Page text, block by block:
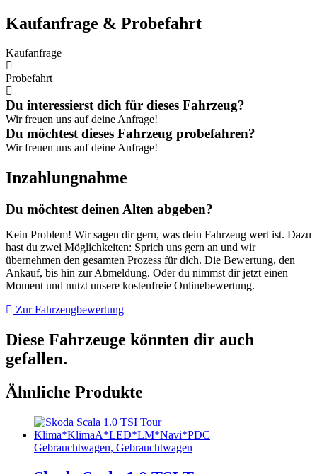
Kaufanfrage & Probefahrt
Kaufanfrage
Probefahrt
Du interessierst dich für dieses Fahrzeug?
Wir freuen uns auf deine Anfrage!
Du möchtest dieses Fahrzeug probefahren?
Wir freuen uns auf deine Anfrage!
Inzahlung­nahme
Du möchtest deinen Alten abgeben?
Kein Problem! Wir sagen dir gern, was dein Fahrzeug wert ist. Dazu
hast du zwei Möglichkeiten: Sprich uns gern an und wir
übernehmen den gesamten Prozess für dich. Die Bewertung, den
Ankauf, bis hin zur Abmeldung. Oder du nimmst dir jetzt einen
Moment und nutzt unsere kostenfreie Onlinebewertung.
Zur Fahrzeugbewertung
Diese Fahrzeuge könnten dir auch
gefallen.
Ähnliche Produkte
Gebrauchtwagen, Gebrauchtwagen